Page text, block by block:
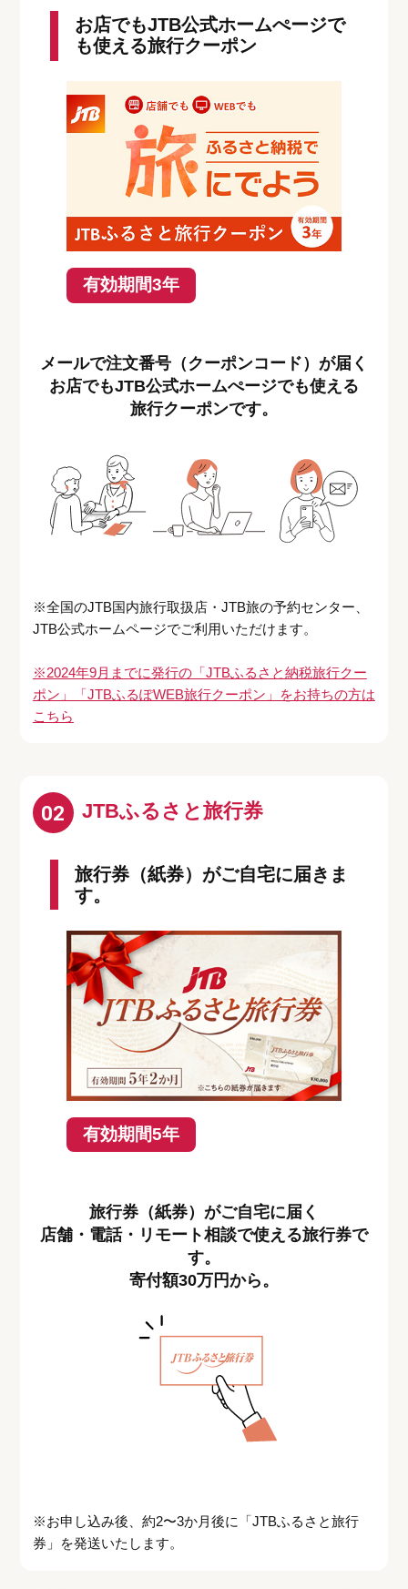
お店でもJTB公式ホームぺージで
も使える旅行クーポン
有効期間3年
メールで注文番号（クーポンコード）が届く
お店でもJTB公式ホームぺージでも使える
旅行クーポンです。
※全国のJTB国内旅行取扱店・JTB旅の予約センター、
JTB公式ホームページでご利用いただけます。
※2024年9月までに発行の「JTBふるさと納税旅行クー
ポン」「JTBふるぽWEB旅行クーポン」をお持ちの方は
こちら
02 JTBふるさと旅行券
旅行券（紙券）がご自宅に届きま
す。
有効期間5年
旅行券（紙券）がご自宅に届く
店舗・電話・リモート相談で使える旅行券で
す。
寄付額30万円から。
※お申し込み後、約2〜3か月後に「JTBふるさと旅行
券」を発送いたします。